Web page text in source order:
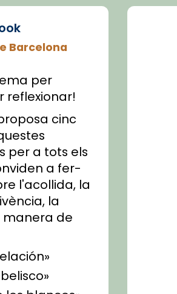
Barcelona
per
reflexionar!
cinc
per a tots els
a fer-
l'acollida, la
la
manera de